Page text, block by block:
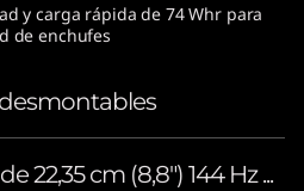
y carga rápida de 74 Whr para
de enchufes
22,35 cm (8,8″) 144 Hz ...